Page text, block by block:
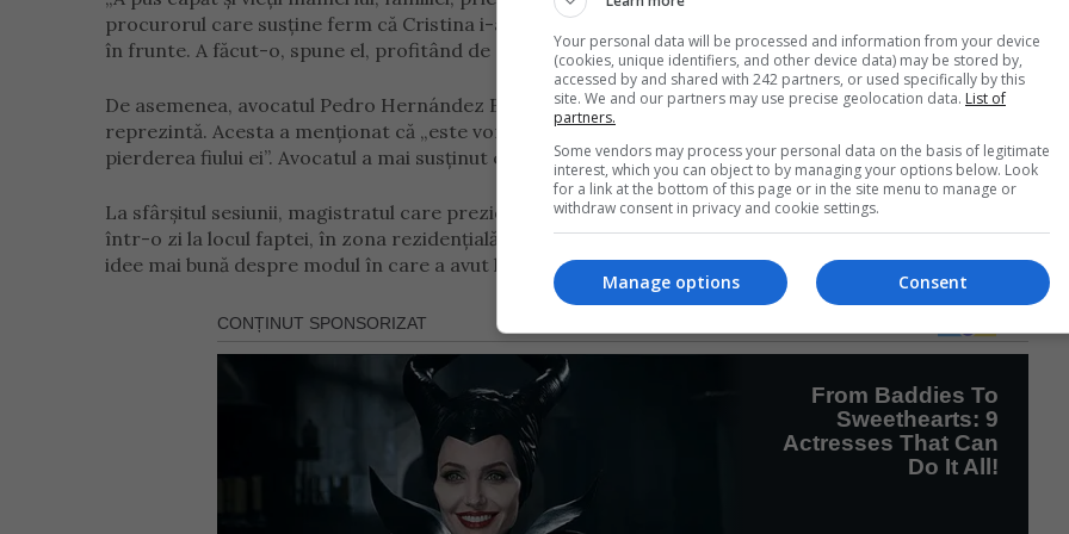
procurorul care susţine ferm că Cristina i-a luat viața lui Giuseppe împușcându-l cu şapte focuri de armă,
în frunte. A făcut-o, spune el, profitând de starea de relaxare și de încredere pe care victima o avea
De asemenea, avocatul Pedro Hernández Bravo a subliniat prejudiciul cauzat mamei decedatului, pe care o
reprezintă. Acesta a menționat că „este vorba despre o femeie de 80 de ani care a trăit o mare durere prin
pierderea fiului ei”. Avocatul a mai susținut că „probele sunt copleșitoare”.
La sfârșitul sesiunii, magistratul care prezidează juriul, Concepción Roig, a fost în favoarea deplasării
într-o zi la locul faptei, în zona rezidențială El Charcón din Águilas, astfel încât membrii săi să-și poată
idee mai bună despre modul în care a avut loc crima.
Your personal data will be processed and information from your device
(cookies, unique identifiers, and other device data) may be stored by,
accessed by and shared with 242 partners, or used specifically by this
site. We and our partners may use precise geolocation data. List of
partners.
Some vendors may process your personal data on the basis of legitimate
interest, which you can object to by managing your options below. Look
for a link at the bottom of this page or in the site menu to manage or
withdraw consent in privacy and cookie settings.
Consent
Manage options